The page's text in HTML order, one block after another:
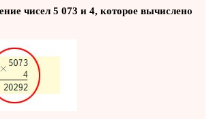
чисел 5 073 и 4, которое вычислено